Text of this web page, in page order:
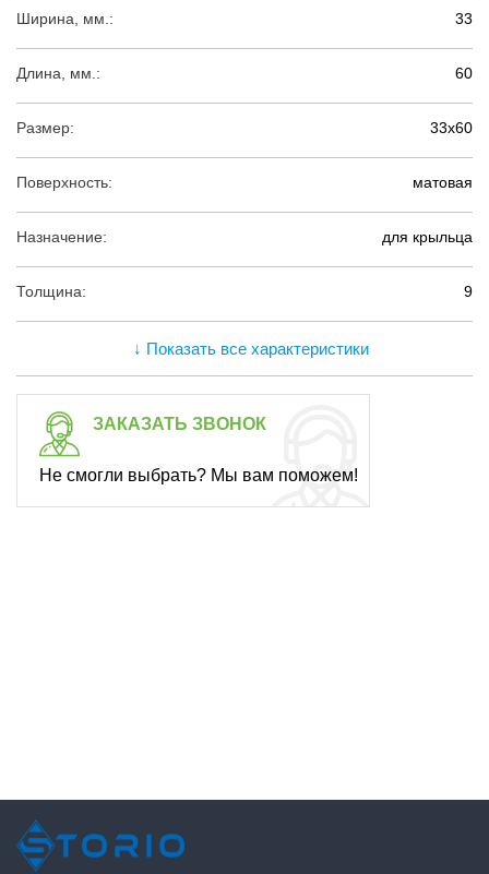
Ширина, мм.: 33
Длина, мм.: 60
Размер: 33х60
Поверхность: матовая
Назначение: для крыльца
Толщина: 9
↓ Показать все характеристики
ЗАКАЗАТЬ ЗВОНОК
Не смогли выбрать? Мы вам поможем!